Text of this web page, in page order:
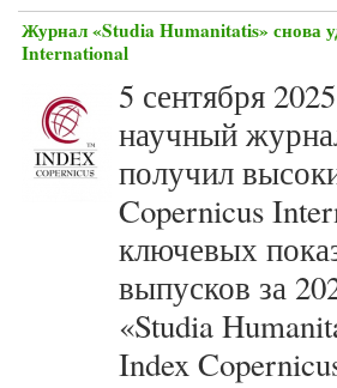
Журнал «Studia Humanitatis» снова
International
5 сентября
научный
получил
Copernicus
ключевых
выпусков за
«Studia
Index